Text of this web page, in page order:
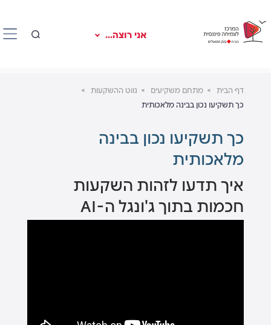
אני רוצה...
דף הבית מתחם משקיעים
נווט ההשקעות
כך תשקיעו נכון בבינה מלאכותית
כך תשקיעו נכון בבינה
מלאכותית
איך תדעו לזהות השקעות
חכמות בתוך ג'ונגל ה-AI